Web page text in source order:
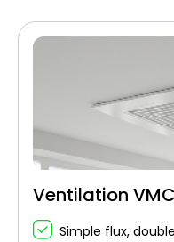
Ventilation VMC
Simple flux,